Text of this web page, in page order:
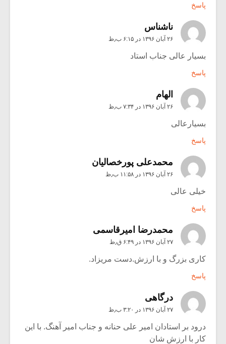
پاسخ
ناشناس
۲۶ آبان ۱۳۹۶ در ۶:۱۵ ب٫ظ
بسیار عالی جناب استاد
پاسخ
الهام
۲۶ آبان ۱۳۹۶ در ۷:۳۴ ب٫ظ
بسیارعالی
پاسخ
محمدعلی پورخصالیان
۲۶ آبان ۱۳۹۶ در ۱۱:۵۸ ب٫ظ
خیلی عالی
پاسخ
محمدرضا امیرقاسمی
۲۷ آبان ۱۳۹۶ در ۶:۴۹ ق٫ظ
کاری بزرگ و با ارزش.دست مریزاد.
پاسخ
درگاهی
۲۷ آبان ۱۳۹۶ در ۳:۲۰ ب٫ظ
درود بر استادان امیر علی حنانه و جناب امیر آهنگ. با این
کار با ارزش شان